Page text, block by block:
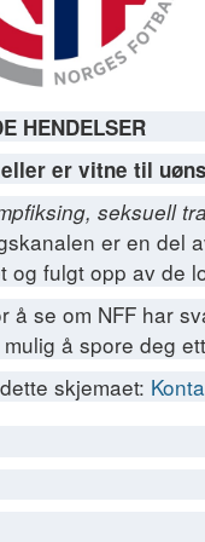
HENDELSER
er vitne til
seksuell
er en del
fulgt opp av de
se om NFF har
å spore deg
skjemaet: